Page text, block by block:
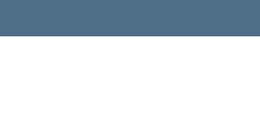
direct